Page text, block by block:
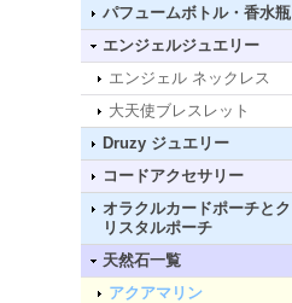
パフュームボトル・香水瓶
エンジェルジュエリー
エンジェル ネックレス
大天使ブレスレット
Druzy ジュエリー
コードアクセサリー
オラクルカードポーチとク
リスタルポーチ
天然石一覧
アクアマリン